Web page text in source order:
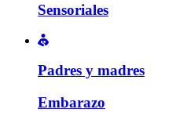
Sensoriales
Padres y madres
Embarazo